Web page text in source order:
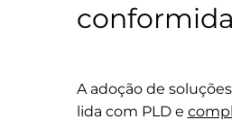
A adoção de
lida com PLD e